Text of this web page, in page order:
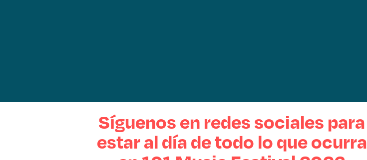
Síguenos en redes sociales para
estar al día de todo lo que ocurra